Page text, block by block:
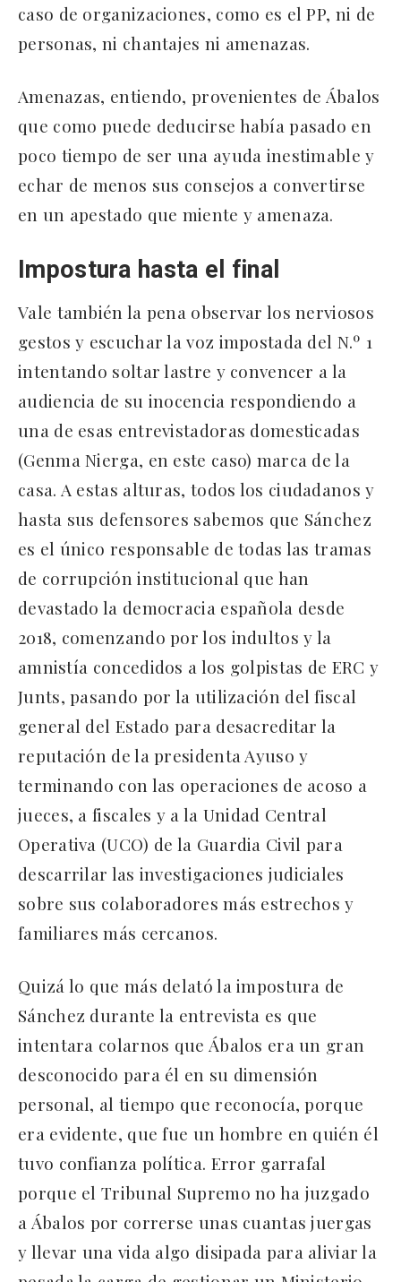
caso de organizaciones, como es el PP, ni de
personas, ni chantajes ni amenazas.
Amenazas, entiendo, provenientes de Ábalos
que como puede deducirse había pasado en
poco tiempo de ser una ayuda inestimable y
echar de menos sus consejos a convertirse
en un apestado que miente y amenaza.
Impostura hasta el final
Vale también la pena observar los nerviosos
gestos y escuchar la voz impostada del N.º 1
intentando soltar lastre y convencer a la
audiencia de su inocencia respondiendo a
una de esas entrevistadoras domesticadas
(Genma Nierga, en este caso) marca de la
casa. A estas alturas, todos los ciudadanos y
hasta sus defensores sabemos que Sánchez
es el único responsable de todas las tramas
de corrupción institucional que han
devastado la democracia española desde
2018, comenzando por los indultos y la
amnistía concedidos a los golpistas de ERC y
Junts, pasando por la utilización del fiscal
general del Estado para desacreditar la
reputación de la presidenta Ayuso y
terminando con las operaciones de acoso a
jueces, a fiscales y a la Unidad Central
Operativa (UCO) de la Guardia Civil para
descarrilar las investigaciones judiciales
sobre sus colaboradores más estrechos y
familiares más cercanos.
Quizá lo que más delató la impostura de
Sánchez durante la entrevista es que
intentara colarnos que Ábalos era un gran
desconocido para él en su dimensión
personal, al tiempo que reconocía, porque
era evidente, que fue un hombre en quién él
tuvo confianza política. Error garrafal
porque el Tribunal Supremo no ha juzgado
a Ábalos por correrse unas cuantas juergas
y llevar una vida algo disipada para aliviar la